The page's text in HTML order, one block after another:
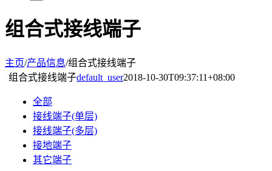
组合式接线端子
主页/产品信息/组合式接线端子
组合式接线端子default_user2018-10-30T09:37:11+08:00
全部
接线端子(单层)
接线端子(多层)
接地端子
其它端子